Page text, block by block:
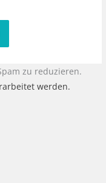
zu reduzieren.
werden.